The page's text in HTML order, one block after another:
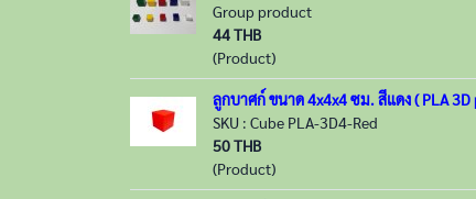
Group product
44 THB
(Product)
ลูกบาศก์ ขนาด 4x4x4 ซม. สีแดง ( PLA 3D
SKU : Cube PLA-3D4-Red
50 THB
(Product)